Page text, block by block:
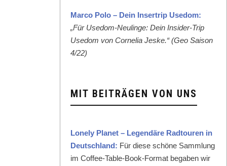
Mar­co Polo – Dein Inser­trip Use­dom:
„Für Use­dom-Neulinge: Dein Insid­er-Trip
Use­dom von Cor­nelia Jeske.“ (Geo Sai­son
4/22)
MIT BEITRÄGEN VON UNS
Lone­ly Plan­et – Leg­endäre Rad­touren in
Deutsch­land: Für diese schöne Samm­lung
im Cof­fee-Table-Book-For­mat begaben wir